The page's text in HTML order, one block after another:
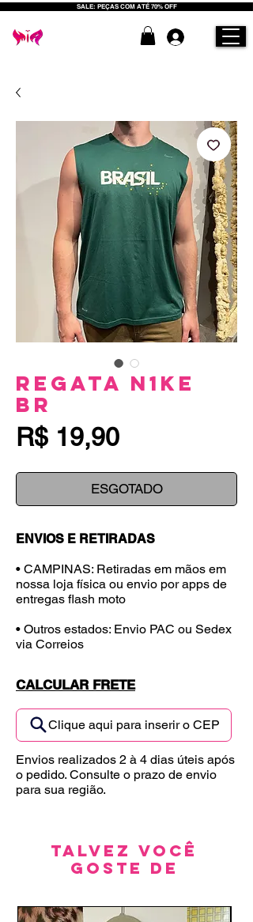
SALE: PEÇAS COM ATÉ 70% OFF
Regata N1ke
BR
R$ 19,90Preço
ESGOTADO
ENVIOS E RETIRADAS
• CAMPINAS: Retiradas em mãos em
nossa loja física ou envio por apps de
entregas flash moto
• Outros estados: Envio PAC ou Sedex
via Correios
CALCULAR FRETE
Clique aqui para inserir o CEP
Envios realizados 2 à 4 dias úteis após
o pedido. Consulte o prazo de envio
para sua região.
Talvez você
goste de